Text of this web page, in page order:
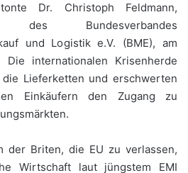
Dr. Christoph Feldmann,
des Bundesverbandes
und Logistik e.V. (BME), am
internationalen Krisenherde
Lieferketten und erschwerten
Einkäufern den Zugang zu
der Briten, die EU zu verlassen,
Wirtschaft laut jüngstem EMI